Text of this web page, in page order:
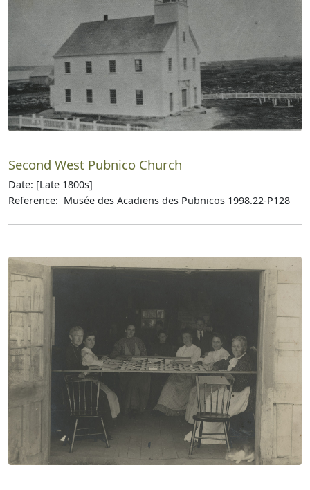
Second West Pubnico Church
Date: [Late 1800s]
Reference: Musée des Acadiens des Pubnicos 1998.22-P128